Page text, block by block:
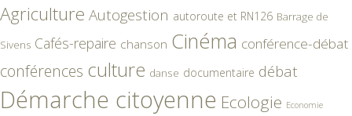
Agriculture Autogestion autoroute et RN126 Barrage de
Sivens Cafés-repaire chanson Cinéma conférence-débat
conférences culture danse documentaire débat
Démarche citoyenne Ecologie Economie